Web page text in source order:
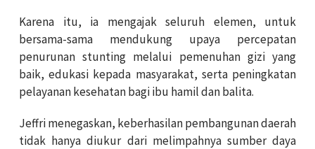
Karena itu, ia mengajak seluruh elemen, untuk
bersama-sama mendukung upaya percepatan
penurunan stunting melalui pemenuhan gizi yang
baik, edukasi kepada masyarakat, serta peningkatan
pelayanan kesehatan bagi ibu hamil dan balita.
Jeffri menegaskan, keberhasilan pembangunan daerah
tidak hanya diukur dari melimpahnya sumber daya